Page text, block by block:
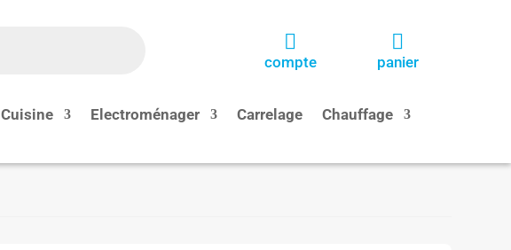

compte

panier
Cuisine Electroménager Carrelage
Chauffage